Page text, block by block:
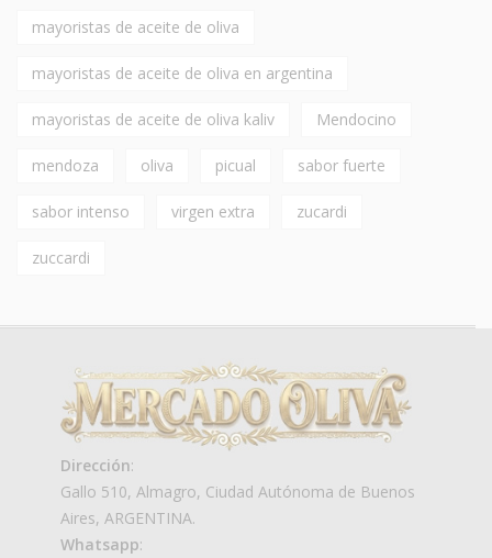
mayoristas de aceite de oliva
mayoristas de aceite de oliva en argentina
mayoristas de aceite de oliva kaliv Mendocino
mendoza oliva picual sabor fuerte
sabor intenso virgen extra zucardi
zuccardi
Dirección:
Gallo 510, Almagro, Ciudad Autónoma de Buenos
Aires, ARGENTINA.
Whatsapp: